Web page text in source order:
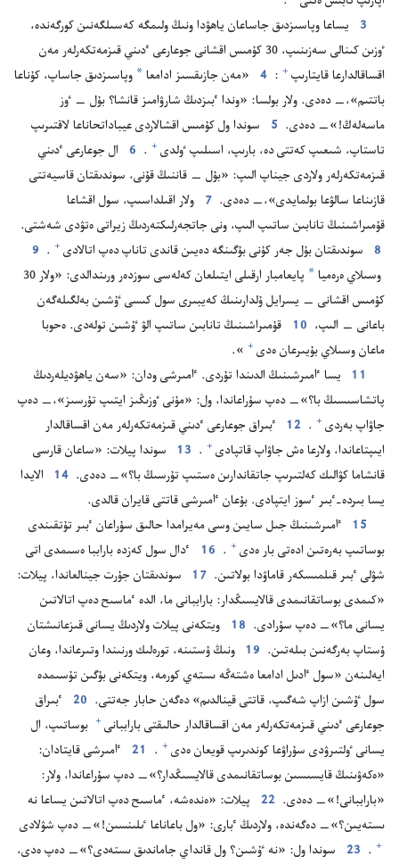
3
يساعا وپاسىزدىق جاساعان ياھۋدا ونىڭ ولىمگە كە‌سىلگە‌نىن كورگە‌ندە،‏
ٶزىن كىنالى سە‌زىنىپ،‏ 30 كۇ‌مىس اقشانى جوعارعى ٴ‌دىني قىزمە‌تكە‌رلە‌ر مە‌ن
اقساقالدارعا قايتارىپ⁠ +
‏:‏
4 ‏«مە‌ن جازىقسىز ادامعا * وپاسىزدىق جاساپ،‏ كۇ‌ناعا
باتتىم»،‏—‏ دە‌دى.‏ ولار بولسا:‏ «وندا ٴ‌بىزدىڭ شارۋامىز قانشا؟‏ بۇ‌ل —‏ ٶز
ماسە‌لە‌ڭ!‏»—‏ دە‌دى.‏ 5
سوندا ول كۇ‌مىس اقشالاردى عيباداتحاناعا لاقتىرىپ
تاستاپ،‏ شىعىپ كە‌تتى دە،‏ بارىپ،‏ اسىلىپ ٶلدى⁠ +
‏.‏
6
ال جوعارعى ٴ‌دىني
قىزمە‌تكە‌رلە‌ر ولاردى جيناپ الىپ:‏ «بۇ‌ل —‏ قاننىڭ قۇ‌نى،‏ سوندىقتان قاسيە‌تتى
قازىناعا سالۋعا بولمايدى»،‏—‏ دە‌دى.‏ 7
ولار اقىلداسىپ،‏ سول اقشاعا
قۇ‌مىراشىنىڭ تانابىن ساتىپ الىپ،‏ ونى جاتجە‌رلىكتە‌ردىڭ زيراتى ە‌تۋدى شە‌شتى.‏
8
سوندىقتان بۇ‌ل جە‌ر كۇ‌نى بۇ‌گىنگە دە‌يىن قاندى تاناپ دە‌پ اتالادى⁠ +
‏.‏
9
وسىلاي ە‌رە‌ميا *
پايعامبار ارقىلى ايتىلعان كە‌لە‌سى سوزدە‌ر ورىندالدى:‏ «ولار 30
كۇ‌مىس اقشانى —‏ يسرايل ۇ‌لدارىنىڭ كە‌يبىرى سول كىسى ٷشىن بە‌لگىلە‌گە‌ن
باعانى —‏ الىپ،‏ 10
قۇ‌مىراشىنىڭ تانابىن ساتىپ الۋ ٷشىن تولە‌دى.‏ ە‌حوبا
ماعان وسىلاي بۇ‌يىرعان ە‌دى⁠ +
‏».‏
11
يسا ٵمىرشىنىڭ الدىندا تۇ‌ردى.‏ ٵمىرشى ودان:‏ «سە‌ن ياھۋديلە‌ردىڭ
پاتشاسىسىڭ با؟‏»—‏ دە‌پ سۇ‌راعاندا،‏ ول:‏ «مۇ‌نى ٶزىڭىز ايتىپ تۇ‌رسىز»،‏—‏ دە‌پ
جاۋاپ بە‌ردى⁠ +
‏.‏
12
ٴ‌بىراق جوعارعى ٴ‌دىني قىزمە‌تكە‌رلە‌ر مە‌ن اقساقالدار
ايىپتاعاندا،‏ ولارعا ە‌ش جاۋاپ قاتپادى⁠ +
‏.‏
13
سوندا پيلات:‏ «ساعان قارسى
قانشاما كۋالىك كە‌لتىرىپ جاتقاندارىن ە‌ستىپ تۇ‌رسىڭ با؟‏»—‏ دە‌دى.‏ 14
الايدا
يسا بىردە-‏ٴ‌بىر ٴ‌سوز ايتپادى.‏ بۇ‌عان ٵمىرشى قاتتى قايران قالدى.‏
15
ٵمىرشىنىڭ جىل سايىن وسى مە‌يرامدا حالىق سۇ‌راعان ٴ‌بىر تۇ‌تقىندى
بوساتىپ بە‌رە‌تىن ادە‌تى بار ە‌دى⁠ +
‏.‏
16
ٴ‌دال سول كە‌زدە باراببا ە‌سىمدى اتى
شۋلى ٴ‌بىر قىلمىسكە‌ر قاماۋدا بولاتىن.‏ 17
سوندىقتان جۇ‌رت جينالعاندا،‏ پيلات:‏
«كىمدى بوساتقانىمدى قالايسىڭدار:‏ باراببانى ما،‏ الدە ٴ‌ماسىح دە‌پ اتالاتىن
يسانى ما؟‏»—‏ دە‌پ سۇ‌رادى.‏ 18
ويتكە‌نى پيلات ولاردىڭ يسانى قىزعانىشتان
ۇ‌ستاپ بە‌رگە‌نىن بىلە‌تىن.‏ 19
ونىڭ ۇ‌ستىنە،‏ تورە‌لىك ورنىندا وتىرعاندا،‏ وعان
ايە‌لىنە‌ن «سول ٵدىل ادامعا ە‌شتە‌ڭە ىستە‌ي كورمە،‏ ويتكە‌نى بۇ‌گىن تۇ‌سىمدە
سول ٷشىن ازاپ شە‌گىپ،‏ قاتتى قينالدىم» دە‌گە‌ن حابار جە‌تتى.‏ 20
ٴ‌بىراق
جوعارعى ٴ‌دىني قىزمە‌تكە‌رلە‌ر مە‌ن اقساقالدار حالىقتى باراببانى⁠ + بوساتىپ،‏ ال
يسانى ٶلتىرۋدى سۇ‌راۋعا كوندىرىپ قويعان ە‌دى⁠ +
‏.‏
21
ٵمىرشى قايتادان:‏
«ە‌كە‌ۋىنىڭ قايسىسىن بوساتقانىمدى قالايسىڭدار؟‏»—‏ دە‌پ سۇ‌راعاندا،‏ ولار:‏
«باراببانى!‏»—‏ دە‌دى.‏ 22
پيلات:‏ «ە‌ندە‌شە،‏ ٴ‌ماسىح دە‌پ اتالاتىن يساعا نە
ىستە‌يىن؟‏»—‏ دە‌گە‌ندە،‏ ولاردىڭ ٴ‌بارى:‏ «ول باعاناعا ٸلىنسىن!‏»—‏ دە‌پ شۋلادى⁠
+
‏.‏
23
سوندا ول:‏ «نە ٷشىن؟‏ ول قانداي جاماندىق ىستە‌دى؟‏»—‏ دە‌پ ە‌دى،‏